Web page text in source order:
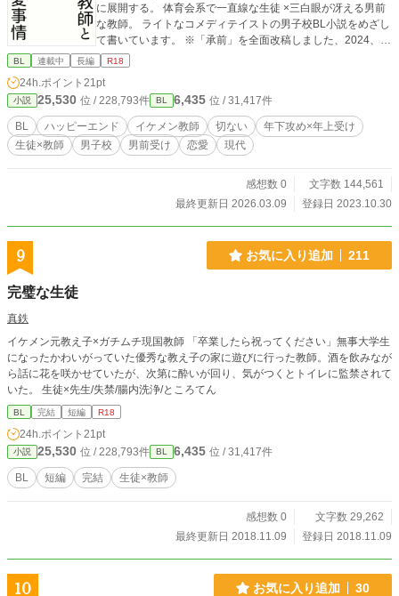
に展開する。 体育会系で一直線な生徒 ×三白眼が冴える男前
な教師。 ライトなコメディテイストの男子校BL小説をめざし
て書いています。 ※「承前」を全面改稿しました、2024、1
0、31。 登場する人たち 副島一成 日本史教師。一年三組の
かと生徒たちから不思議がられているくらいに教師という職
業が似合わないらしい。 桐枝伝馬 高校一年生。一年三組。
剣道部所属。何事にも直球タイプで、猪突猛進に担任の副島
に告白したらストレートパンチを受けて振られた。 綾野勇太
高校一年生。一年三組。サッカー部所属。伝馬とは幼馴染
る。 藤島圭 高校一年生。一年三組。学級委員長。伝馬と勇
太の友達。ちょっとナナメに賢い。時々キモいことを口にす
い。ほんとにうるさい。 橋爪理博 数学教師。古矢とは同窓
生で友人。「五月蠅い」が口癖。数字がトモダチ。 筒井順慶
貴水原七生 司書。一成の同窓生で友人。バーテンダーのよ
うな色気のある雰囲気を漂わせているが、ディープな本好き
オタク系。 上戸麻樹 三年生。剣道部主将。面倒見が良く人
も好い。なので、なんだかんだで宇佐美の無二の親友をやれ
ている。 蘭堂宇佐美 三年生。空手部主将。麻樹とは無二の
デカすぎて話も長い。 倉本颯天 一年生。剣道部所属。伝馬
の部活仲間。「ヤバい」が口癖で、全て「ヤバい」の一言を
駆使して毎日暮らしている。 深水榮 推理作家。元、吾妻学
園教師。祖父はイギリス人。皮肉家。
BL 連載中 長編 R18
24h.ポイント 21pt
小説 25,530 位 / 228,793件 BL 6,435 位 / 31,417件
BL ハッピーエンド イケメン教師 切ない
年下攻め×年上受け
生徒×教師
男子校 男前受け 恋愛 現代
感想数 0
文字数 144,561
最終更新日 2026.03.09
登録日 2023.10.30
9 お気に入り追加 211
完璧な生徒
真鉄
イケメン元教え子×ガチムチ現国教師 「卒業したら祝ってください」無事大学生
になったかわいがっていた優秀な教え子の家に遊びに行った教師。酒を飲みなが
ら話に花を咲かせていたが、次第に酔いが回り、気がつくとトイレに監禁されて
いた。 生徒×先生/失禁/腸内洗浄/ところてん
BL 完結 短編 R18
24h.ポイント 21pt
小説 25,530 位 / 228,793件 BL 6,435 位 / 31,417件
BL 短編 完結 生徒×教師
感想数 0
文字数 29,262
最終更新日 2018.11.09
登録日 2018.11.09
10 お気に入り追加 30